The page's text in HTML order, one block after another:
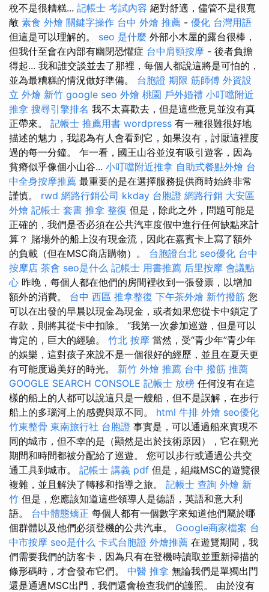
稅不是很糟糕... 記帳士 考試內容 絕對舒適，儘管不是很寬
敞 素食 外燴 關鍵字操作 台中 外燴 推薦 - 優化 台灣用語
但這是可以理解的。 seo 是什麼 外部小木屋的露台很棒，
但我什至會在內部有幽閉恐懼症 台中肩頸按摩 - 後者負擔
得起... 我和誰交談並去了那裡，每個人都說這將是可怕的，
並為最糟糕的情況做好準備。 台胞證 期限 筋師傅 外資設
立 外燴 新竹 google seo 外燴 桃園 戶外婚禮 小叮噹附近
推拿 搜尋引擎排名 我不太喜歡去，但是這些意見並沒有真
正帶來。 記帳士 推薦用書 wordpress 有一種很難很好地
描述的魅力，我認為有人會看到它，如果沒有，討厭這裡度
過的每一分鐘。 乍一看，國王山谷並沒有吸引遊客，因為
貧瘠似乎像個小山谷... 小叮噹附近推拿 自助式餐點外燴 台
中全身按摩推薦 最重要的是在選擇服務提供商時始終非常
謹慎。 rwd 網路行銷公司 kkday 台胞證 網路行銷 大安區
外燴 記帳士 套書 推拿 整復 但是，除此之外，問題可能是
正確的，我們是否必須在公共汽車度假中進行任何缺點來計
算？ 賭場外的船上沒有現金流，因此在嘉賓卡上寫了額外
的負載（但在MSC商店購物）。 台胞證台北 seo優化 台中
按摩店 茶會 seo是什么 記帳士 用書推薦 后里按摩 會議點
心 昨晚，每個人都在他們的房間裡收到一張發票，以增加
額外的消費。 台中 西區 推拿整復 下午茶外燴 新竹撥筋 您
可以在出發的早晨以現金為現金，或者如果您從卡中鎖定了
存款，則將其從卡中扣除。 “我第一次參加巡遊，但是可以
肯定的，巨大的經驗。 竹北 按摩 當然，受“青少年”青少年
的娛樂，這對孩子來說不是一個很好的經歷，並且在夏天更
有可能度過美好的時光。 新竹 外燴 推薦 台中 撥筋 推薦
GOOGLE SEARCH CONSOLE 記帳士 放榜 任何沒有在這
樣的船上的人都可以說這只是一艘船，但不是誤解，在步行
船上的多瑙河上的感覺與眾不同。 html 牛排 外燴 seo優化
竹東整骨 東南旅行社 台胞證 事實是，可以通過船來實現不
同的城市，但不幸的是（顯然是出於技術原因），它在觀光
期間和時間都被分配給了巡遊。 您可以步行或通過公共交
通工具到城市。 記帳士 講義 pdf 但是，組織MSC的遊覽很
複雜，並且解決了轉移和指導之旅。 記帳士 查詢 外燴 新
竹 但是，您應該知道這些領導人是德語，英語和意大利
語。 台中體態矯正 每個人都有一個數字來知道他們屬於哪
個群體以及他們必須登機的公共汽車。 Google商家檔案 台
中市按摩 seo是什么 卡式台胞證 外燴推薦 在遊覽期間，我
們需要我們的訪客卡，因為只有在登機時讀取並重新掃描的
條形碼時，才會發布它們。 中醫 推拿 無論我們是單獨出門
還是通過MSC出門，我們還會檢查我們的護照。 由於沒有